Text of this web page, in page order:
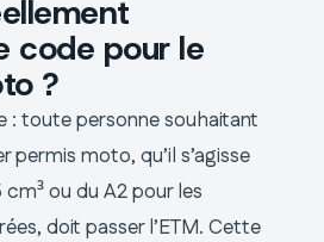
code pour le
?
: toute personne souhaitant
permis moto, qu’il s’agisse
cm³ ou du A2 pour les
doit passer l’ETM. Cette